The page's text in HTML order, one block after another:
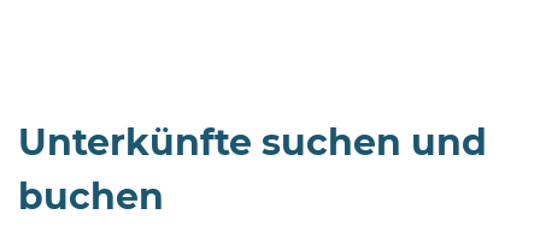
Unterkünfte suchen und
buchen